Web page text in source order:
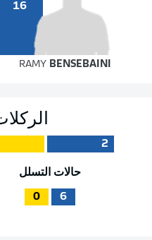
16
RAMY BENSEBAINI
2
حالات التسلل
6
0